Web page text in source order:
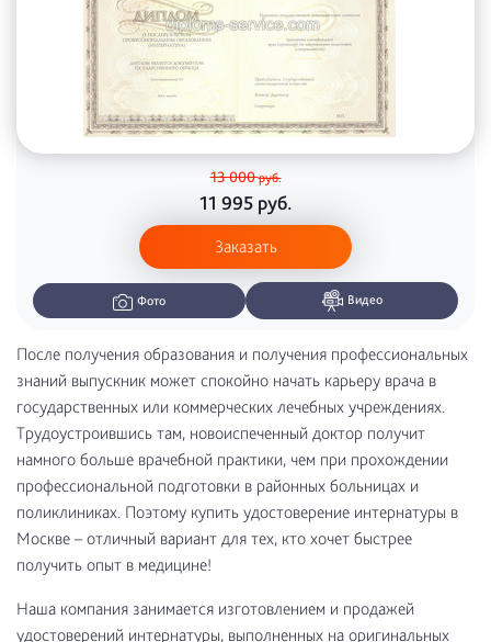
13 000руб.
11 995 руб.
Заказать
Фото Видео
После получения образования и получения профессиональных
знаний выпускник может спокойно начать карьеру врача в
государственных или коммерческих лечебных учреждениях.
Трудоустроившись там, новоиспеченный доктор получит
намного больше врачебной практики, чем при прохождении
профессиональной подготовки в районных больницах и
поликлиниках. Поэтому купить удостоверение интернатуры в
Москве – отличный вариант для тех, кто хочет быстрее
получить опыт в медицине!
Наша компания занимается изготовлением и продажей
удостоверений интернатуры, выполненных на оригинальных